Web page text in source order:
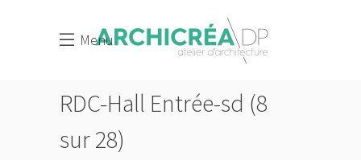
Menu
RDC-Hall Entrée-sd (8
sur 28)